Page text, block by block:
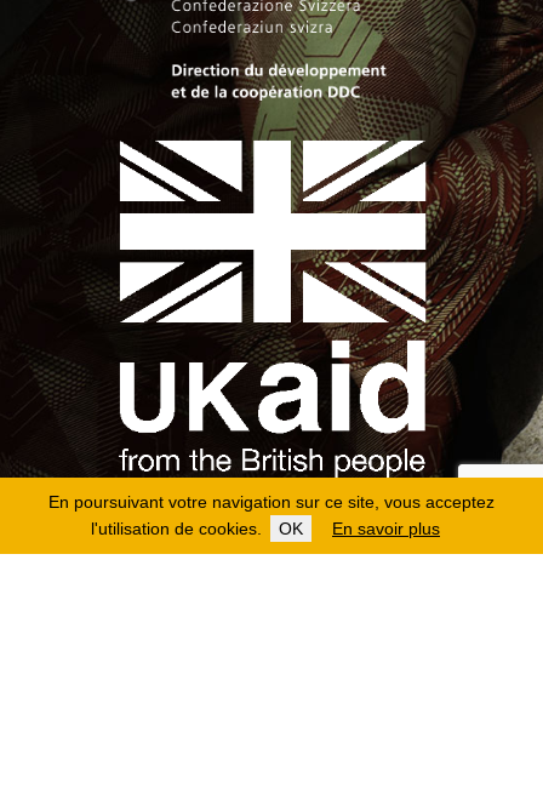
En poursuivant votre navigation sur ce site, vous acceptez
l'utilisation de cookies.
OK En savoir plus